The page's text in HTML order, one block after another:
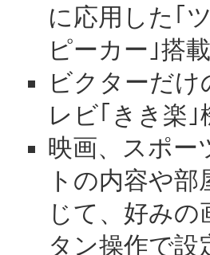
に応用した｢
ピーカー｣搭載
ビクターだ
レビ｢きき楽
映画、スポー
トの内容や
じて、好み
タン操作で設